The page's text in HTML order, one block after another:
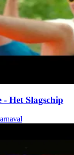
- Het Slagschip